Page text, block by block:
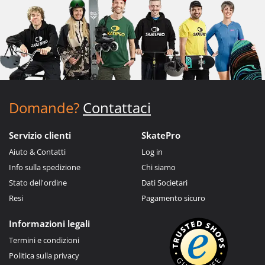
Domande? Contattaci
Servizio clienti
Aiuto & Contatti
Info sulla spedizione
Stato dell'ordine
Resi
SkatePro
Log in
Chi siamo
Dati Societari
Pagamento sicuro
Informazioni legali
Termini e condizioni
Politica sulla privacy